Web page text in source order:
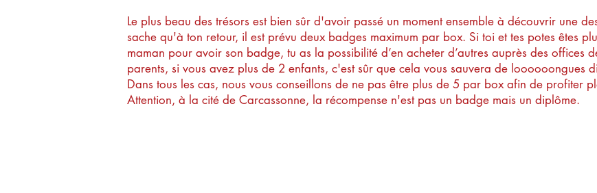
Le plus beau des trésors est bien sûr d'avoir passé un moment ensemble à découvrir une
sache qu'à ton retour, il est prévu deux badges maximum par box. Si toi et tes potes êtes
maman pour avoir son badge, tu as la possibilité d’en acheter d’autres auprès des
parents, si vous avez plus de 2 enfants, c'est sûr que cela vous sauvera de loooooongues
Dans tous les cas, nous vous conseillons de ne pas être plus de 5 par box afin de profiter
Attention, à la cité de Carcassonne, la récompense n'est pas un badge mais un diplôme.